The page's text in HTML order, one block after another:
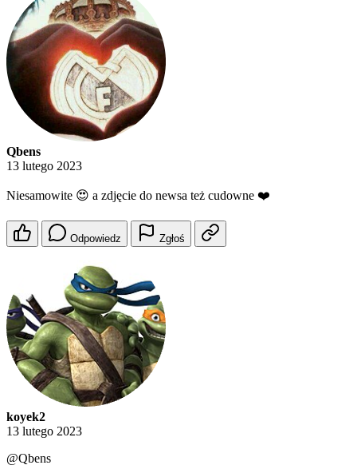
Qbens
13 lutego 2023
Niesamowite 😍 a zdjęcie do newsa też cudowne ❤️
Odpowiedz Zgłoś
koyek2
13 lutego 2023
@Qbens